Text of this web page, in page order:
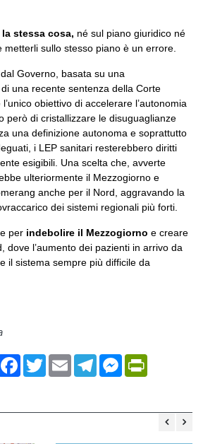
stessa cosa, né sul piano giuridico né
metterli sullo stesso piano è un errore.
Governo, basata su una
una recente sentenza della Corte
obiettivo di accelerare l’autonomia
però di cristallizzare le disuguaglianze
una definizione autonoma e soprattutto
i LEP sanitari resterebbero diritti
esigibili. Una scelta che, avverte
ulteriormente il Mezzogiorno e
anche per il Nord, aggravando la
dei sistemi regionali più forti.
per indebolire il Mezzogiorno e creare
dove l’aumento dei pazienti in arrivo da
il sistema sempre più difficile da
Facebook
TwitterEmail TelegramMessenger